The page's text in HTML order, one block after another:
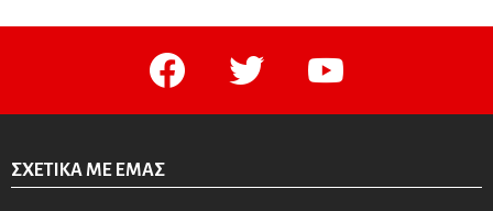
facebook twitter
ΣΧΕΤΙΚΆ ΜΕ ΕΜΆΣ